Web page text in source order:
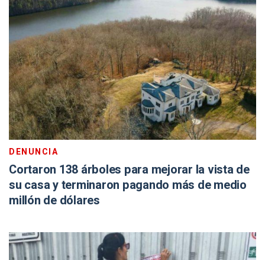
DENUNCIA
Cortaron 138 árboles para mejorar la vista de
su casa y terminaron pagando más de medio
millón de dólares